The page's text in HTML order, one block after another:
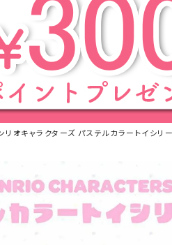
リオキャラクターズ パステルカラートイシ